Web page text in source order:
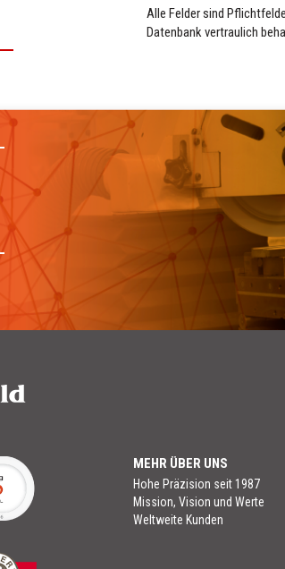
Alle Felder sind
Datenbank vertraulich
MEHR ÜBER UNS
Hohe Präzision seit 1987
Mission, Vision und Werte
Weltweite Kunden